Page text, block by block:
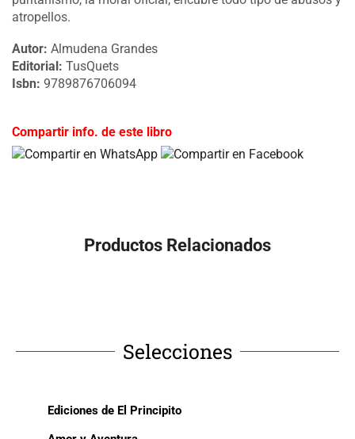
atropellos.
Autor: Almudena Grandes
Editorial: TusQuets
Isbn: 9789876706094
Compartir info. de este libro
Productos Relacionados
Selecciones
Ediciones de El Principito